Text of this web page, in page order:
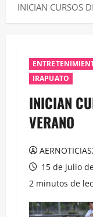
INICIAN CURSOS
IRAPUATO
INICIAN
VERANO
15 de julio
2 minutos de